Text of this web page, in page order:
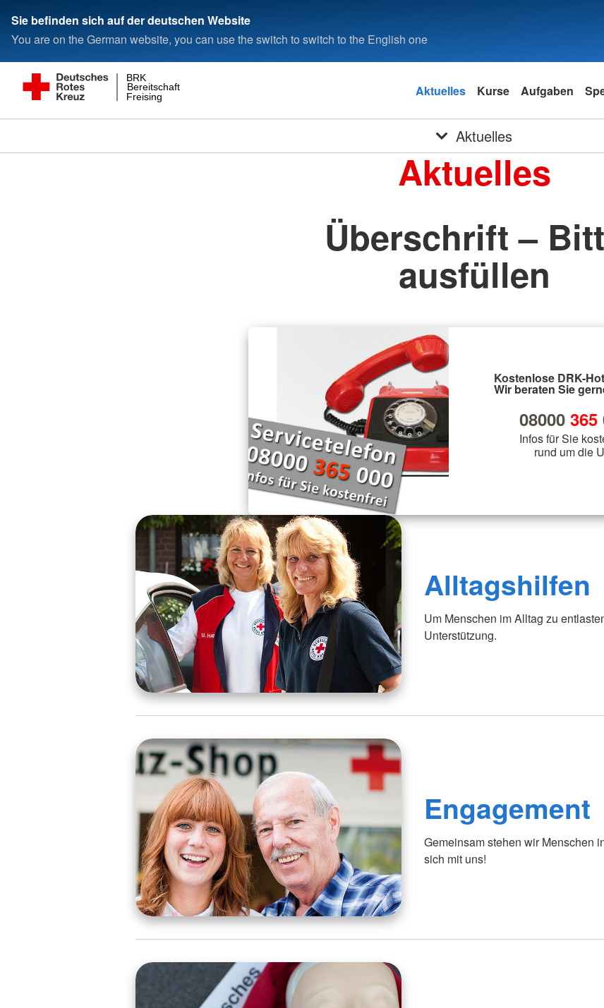
Sie befinden sich auf der deutschen Website
You are on the German website, you can use the switch to switch to the English one
Freising
Bereitschaft
BRK
Aktuelles Kurse Aufgaben
Aktuelles
Aktuelles
Überschrift –
ausfüllen
Kostenlose DRK-
Wir beraten Sie
08000 365
Infos für Sie
rund um die
Alltagshilfen
Um Menschen im Alltag zu
Unterstützung.
Engagement
Gemeinsam stehen wir Menschen
sich mit uns!